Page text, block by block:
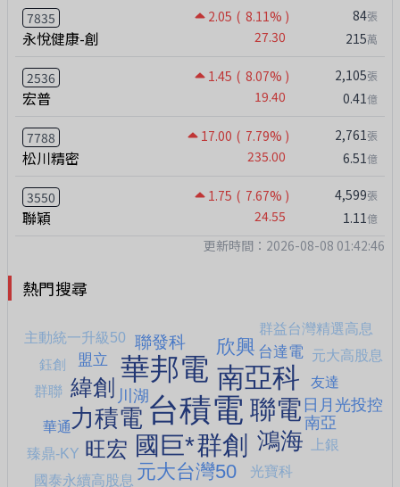
7835 2.05 ( 8.11% )
永悅健康-創 27.30
84張
215萬
2536 1.45 ( 8.07% )
宏普 19.40
2,105張
0.41億
7788 17.00 ( 7.79% )
松川精密 235.00
2,761張
6.51億
3550 1.75 ( 7.67% )
聯穎 24.55
4,599張
1.11億
更新時間：2026-08-08 01:42:46
熱門搜尋